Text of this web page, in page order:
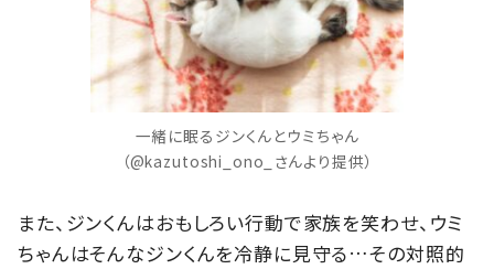
一緒に眠るジンくんとウミちゃん
（@kazutoshi_ono_さんより提供）
また、ジンくんはおもしろい行動で家族を笑わせ、ウミ
ちゃんはそんなジンくんを冷静に見守る…その対照的